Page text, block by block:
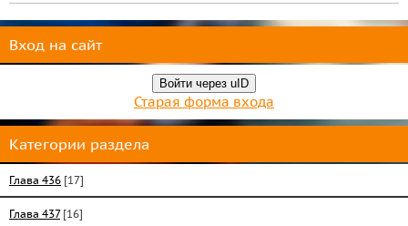
Вход на сайт
Войти через uID
Старая форма входа
Категории раздела
Глава 436 [17]
Глава 437 [16]